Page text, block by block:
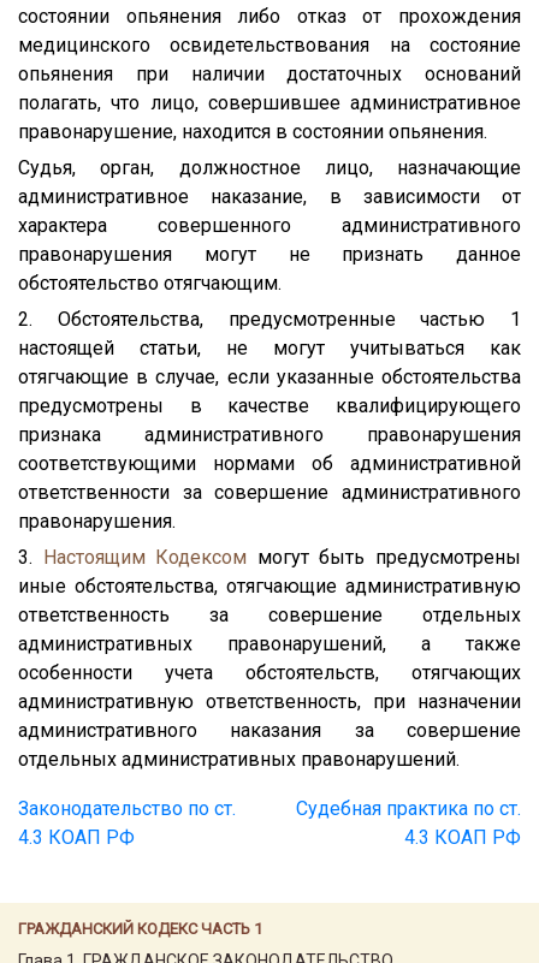
ГРАЖДАНСКИЙ КОДЕКС ЧАСТЬ 1
состоянии опьянения либо отказ от прохождения
медицинского освидетельствования на состояние
опьянения при наличии достаточных оснований
полагать, что лицо, совершившее административное
правонарушение, находится в состоянии опьянения.
Судья, орган, должностное лицо, назначающие
административное наказание, в зависимости от
характера совершенного административного
правонарушения могут не признать данное
обстоятельство отягчающим.
2. Обстоятельства, предусмотренные частью 1
настоящей статьи, не могут учитываться как
отягчающие в случае, если указанные обстоятельства
предусмотрены в качестве квалифицирующего
признака административного правонарушения
соответствующими нормами об административной
ответственности за совершение административного
правонарушения.
3. Настоящим Кодексом могут быть предусмотрены
иные обстоятельства, отягчающие административную
ответственность за совершение отдельных
административных правонарушений, а также
особенности учета обстоятельств, отягчающих
административную ответственность, при назначении
административного наказания за совершение
отдельных административных правонарушений.
Законодательство по ст.
4.3 КОАП РФ
Судебная практика по ст.
4.3 КОАП РФ